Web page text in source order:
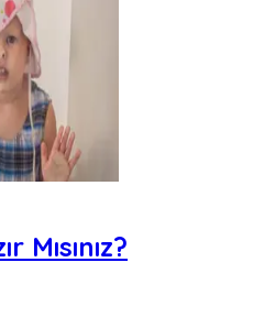
Mısınız?